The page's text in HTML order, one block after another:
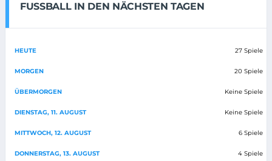
FUSSBALL IN DEN NÄCHSTEN TAGEN
HEUTE 27 Spiele
MORGEN 20 Spiele
ÜBERMORGEN Keine Spiele
DIENSTAG, 11. AUGUST Keine Spiele
MITTWOCH, 12. AUGUST 6 Spiele
DONNERSTAG, 13. AUGUST 4 Spiele